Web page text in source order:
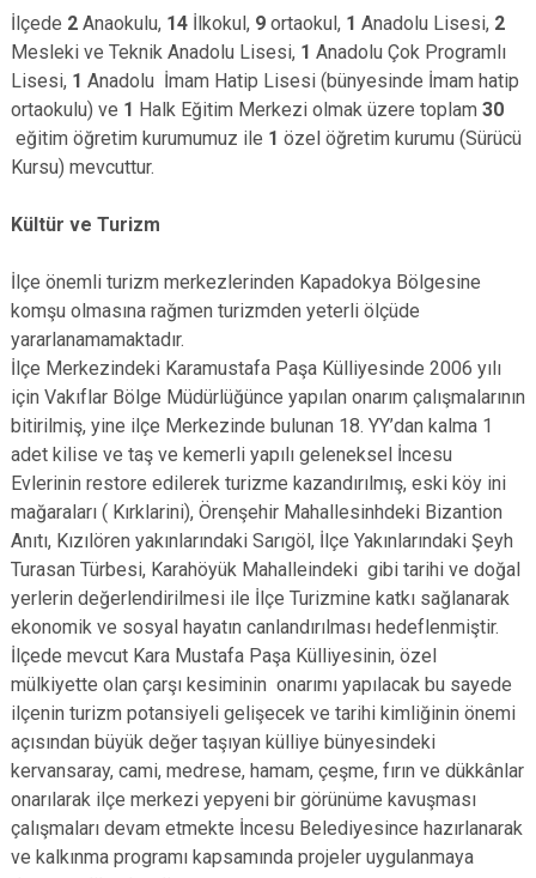
İlçede 2 Anaokulu, 14 İlkokul, 9 ortaokul, 1 Anadolu Lisesi, 2
Mesleki ve Teknik Anadolu Lisesi, 1 Anadolu Çok Programlı
Lisesi, 1 Anadolu İmam Hatip Lisesi (bünyesinde İmam hatip
ortaokulu) ve 1 Halk Eğitim Merkezi olmak üzere toplam 30
eğitim öğretim kurumumuz ile 1 özel öğretim kurumu (Sürücü
Kursu) mevcuttur.
Kültür ve Turizm
İlçe önemli turizm merkezlerinden Kapadokya Bölgesine
komşu olmasına rağmen turizmden yeterli ölçüde
yararlanamamaktadır.
İlçe Merkezindeki Karamustafa Paşa Külliyesinde 2006 yılı
için Vakıflar Bölge Müdürlüğünce yapılan onarım çalışmalarının
bitirilmiş, yine ilçe Merkezinde bulunan 18. YY’dan kalma 1
adet kilise ve taş ve kemerli yapılı geleneksel İncesu
Evlerinin restore edilerek turizme kazandırılmış, eski köy ini
mağaraları ( Kırklarini), Örenşehir Mahallesinhdeki Bizantion
Anıtı, Kızılören yakınlarındaki Sarıgöl, İlçe Yakınlarındaki Şeyh
Turasan Türbesi, Karahöyük Mahalleindeki gibi tarihi ve doğal
yerlerin değerlendirilmesi ile İlçe Turizmine katkı sağlanarak
ekonomik ve sosyal hayatın canlandırılması hedeflenmiştir.
İlçede mevcut Kara Mustafa Paşa Külliyesinin, özel
mülkiyette olan çarşı kesiminin onarımı yapılacak bu sayede
ilçenin turizm potansiyeli gelişecek ve tarihi kimliğinin önemi
açısından büyük değer taşıyan külliye bünyesindeki
kervansaray, cami, medrese, hamam, çeşme, fırın ve dükkânlar
onarılarak ilçe merkezi yepyeni bir görünüme kavuşması
çalışmaları devam etmekte İncesu Belediyesince hazırlanarak
ve kalkınma programı kapsamında projeler uygulanmaya